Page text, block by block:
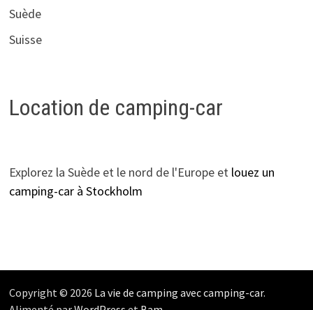
Suède
Suisse
Location de camping-car
Explorez la Suède et le nord de l'Europe et louez un
camping-car à Stockholm
Copyright © 2026 La vie de camping avec camping-car.